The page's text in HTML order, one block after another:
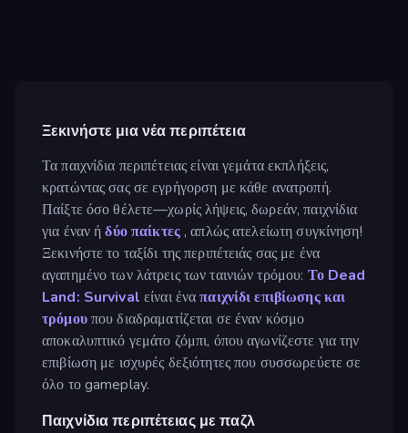
Ξεκινήστε μια νέα περιπέτεια
Τα παιχνίδια περιπέτειας είναι γεμάτα εκπλήξεις,
κρατώντας σας σε εγρήγορση με κάθε ανατροπή.
Παίξτε όσο θέλετε—χωρίς λήψεις, δωρεάν, παιχνίδια
για έναν ήδύο παίκτες, απλώς ατελείωτη συγκίνηση!
Ξεκινήστε το ταξίδι της περιπέτειάς σας με ένα
αγαπημένο των λάτρεις των ταινιών τρόμου: Το Dead
Land: Survival είναι έναπαιχνίδι επιβίωσης και
τρόμουπου διαδραματίζεται σε έναν κόσμο
αποκαλυπτικό γεμάτο ζόμπι, όπου αγωνίζεστε για την
επιβίωση με ισχυρές δεξιότητες που συσσωρεύετε σε
όλο το gameplay.
Παιχνίδια περιπέτειας με παζλ